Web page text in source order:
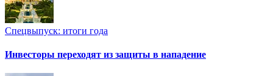
Спецвыпуск: итоги года
Инвесторы переходят из защиты в нападение